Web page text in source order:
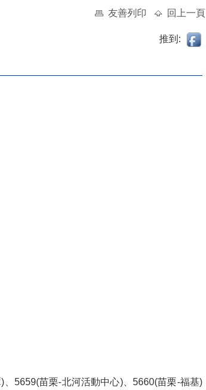
友善列印 回上一頁
推到:
5659(苗栗-北河活動中心)、5660(苗栗-福基)